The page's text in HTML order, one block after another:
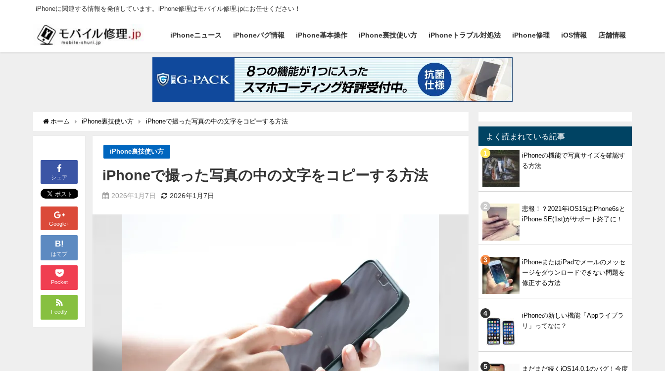
iPhoneに関連する情報を発信しています。iPhone修理はモバイル修理.jpにお任せください！
iPhoneニュース iPhoneバグ情報 iPhone基本操作 iPhone裏技使い方 iPhoneトラブル対処法 iPhone修理 iOS情報 店舗情報
ホーム iPhone裏技使い方 iPhoneで撮った写真の中の文字をコピーする方法
シェア
Google+
B!
はてブ
Pocket
Feedly
iPhone裏技使い方
iPhoneで撮った写真の中の文字をコピーする方法
2026年1月7日 2026年1月7日
よく読まれている記事
iPhoneの機能で写真サイズを確認す
る方法
悲報！？2021年iOS15はiPhone6sと
iPhone SE(1st)がサポート終了に！
iPhoneまたはiPadでメールのメッセ
ージをダウンロードできない問題を
修正する方法
iPhoneの新しい機能「Appライブラ
リ」ってなに？
まだまだ続くiOS14.0.1のバグ！今度